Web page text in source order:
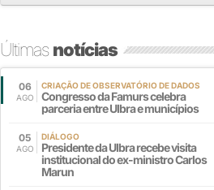
Últimasnotícias
06
AGO
CRIAÇÃO DE OBSERVATÓRIO DE DADOS
Congresso da Famurs celebra
parceria entre Ulbra e municípios
05
AGO
DIÁLOGO
Presidente da Ulbra recebe visita
institucional do ex-ministro Carlos
Marun